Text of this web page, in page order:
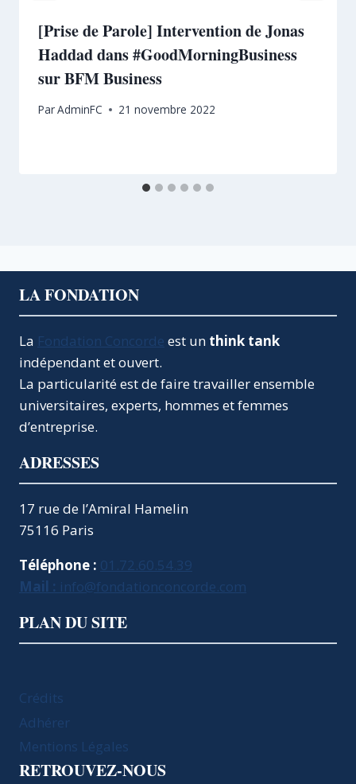
[Prise de Parole] Intervention de Jonas
Haddad dans #GoodMorningBusiness
sur BFM Business
ParAdminFC 21 novembre 2022
LA FONDATION
La Fondation Concorde est un think tank
indépendant et ouvert.
La particularité est de faire travailler ensemble
universitaires, experts, hommes et femmes
d’entreprise.
ADRESSES
17 rue de l’Amiral Hamelin
75116 Paris
Téléphone : 01.72.60.54.39
Mail : info@fondationconcorde.com
PLAN DU SITE
Crédits
Adhérer
Mentions Légales
RETROUVEZ-NOUS